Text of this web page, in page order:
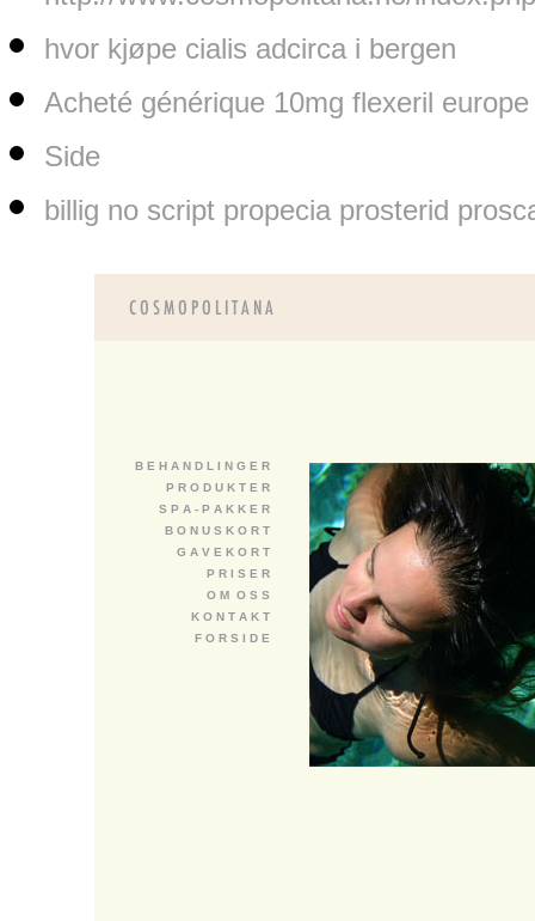
hvor kjøpe cialis adcirca i bergen
Acheté générique 10mg flexeril europe
Side
billig no script propecia prosterid
B E H A N D L I N G E R
P R O D U K T E R
S P A - P A K K E R
B O N U S K O R T
G A V E K O R T
P R I S E R
O M O S S
K O N T A K T
F O R S I D E